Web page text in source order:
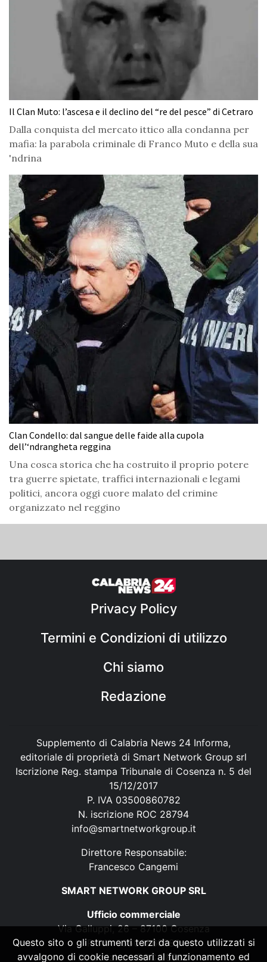
Il Clan Muto: l’ascesa e il declino del “re del pesce” di Cetraro
Dalla conquista del mercato ittico alla condanna per
mafia: la parabola criminale di Franco Muto e della sua
'ndrina
Clan Condello: dal sangue delle faide alla cupola
dell’‘ndrangheta reggina
Una cosca storica che ha costruito il proprio potere
tra guerre spietate, traffici internazionali e legami
politici, ancora oggi cuore malato del crimine
organizzato nel reggino
Privacy Policy
Termini e Condizioni di utilizzo
Chi siamo
Redazione
Supplemento di Calabria News 24 Informa,
editoriale di proprietà di Smart Network Group srl
Iscrizione Reg. stampa Tribunale di Cosenza n. 5 del
15/12/2017
P. IVA 03500860782
N. iscrizione ROC 28794
info@smartnetworkgroup.it
Direttore Responsabile:
Francesco Cangemi
SMART NETWORK GROUP SRL
Ufficio commerciale
Via Galluppi, 26 – 87100 Cosenza
P. IVA 03500860782
N. iscrizione ROC 28794
Questo sito o gli strumenti terzi da questo utilizzati si
avvalgono di cookie necessari al funzionamento ed